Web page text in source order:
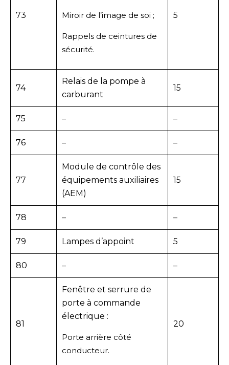
73 Miroir de l’image de soi ;
Rappels de ceintures de
sécurité.
5
74
Relais de la pompe à
carburant
15
75 – –
76 – –
77
Module de contrôle des
équipements auxiliaires
(AEM)
15
78 – –
79 Lampes d’appoint 5
80 – –
81
Fenêtre et serrure de
porte à commande
électrique :
Porte arrière côté
conducteur.
20